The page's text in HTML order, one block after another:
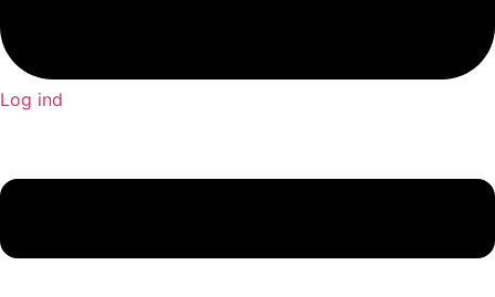
Log ind